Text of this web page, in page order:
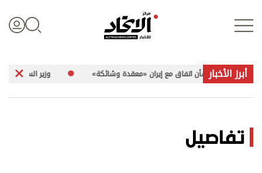
أبرز الأخبار
بشأن اتفاق مع إيران «معقدة وشائكة» وزير السياحة والآثار الفلسطيني
تفاصيل